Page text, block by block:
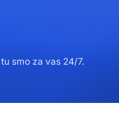
smo za vas 24/7.